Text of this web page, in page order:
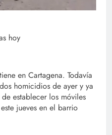
hoy
en Cartagena. Todavía
homicidios de ayer y ya
establecer los móviles
jueves en el barrio